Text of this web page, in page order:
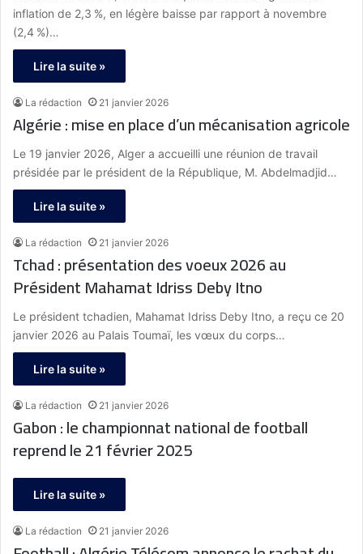
inflation de 2,3 %, en légère baisse par rapport à novembre
(2,4 %)…
Lire la suite »
La rédaction 21 janvier 2026
Algérie : mise en place d’un mécanisation agricole
Le 19 janvier 2026, Alger a accueilli une réunion de travail
présidée par le président de la République, M. Abdelmadjid…
Lire la suite »
La rédaction 21 janvier 2026
Tchad : présentation des voeux 2026 au
Président Mahamat Idriss Deby Itno
Le président tchadien, Mahamat Idriss Deby Itno, a reçu ce 20
janvier 2026 au Palais Toumaï, les vœux du corps…
Lire la suite »
La rédaction 21 janvier 2026
Gabon : le championnat national de football
reprend le 21 février 2025
Lire la suite »
La rédaction 21 janvier 2026